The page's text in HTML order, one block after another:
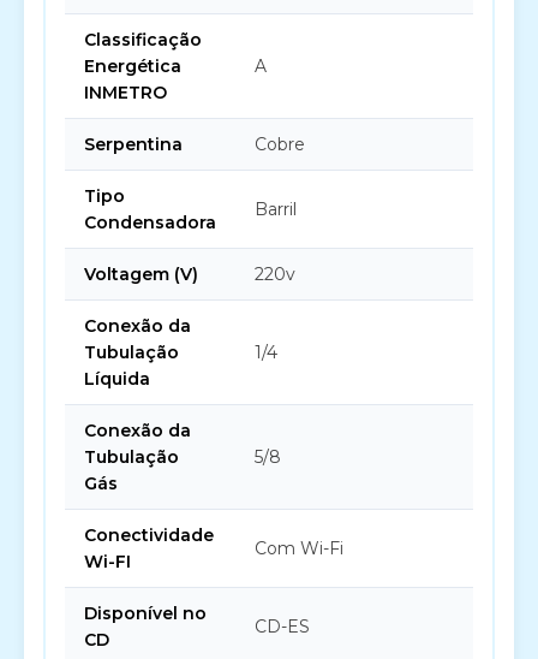
Classificação
Energética
INMETRO
A
Serpentina Cobre
Tipo
Condensadora
Barril
Voltagem (V) 220v
Conexão da
Tubulação
Líquida
1/4
Conexão da
Tubulação
Gás
5/8
Conectividade
Wi-FI
Com Wi-Fi
Disponível no
CD
CD-ES